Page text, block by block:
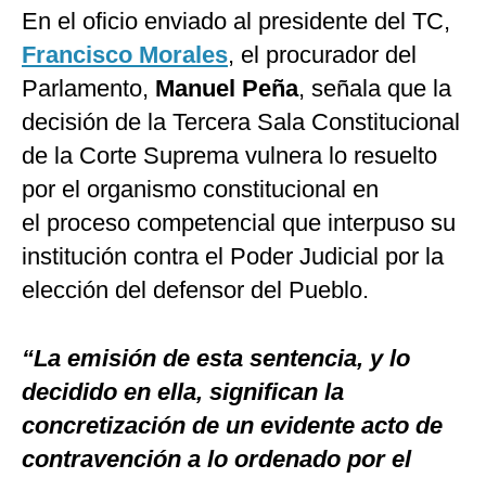
En el oficio enviado al presidente del TC,
Francisco Morales, el procurador del
Parlamento, Manuel Peña, señala que la
decisión de la Tercera Sala Constitucional
de la Corte Suprema vulnera lo resuelto
por el organismo constitucional en
el proceso competencial que interpuso su
institución contra el Poder Judicial por la
elección del defensor del Pueblo.
“La emisión de esta sentencia, y lo
decidido en ella, significan la
concretización de un evidente acto de
contravención a lo ordenado por el